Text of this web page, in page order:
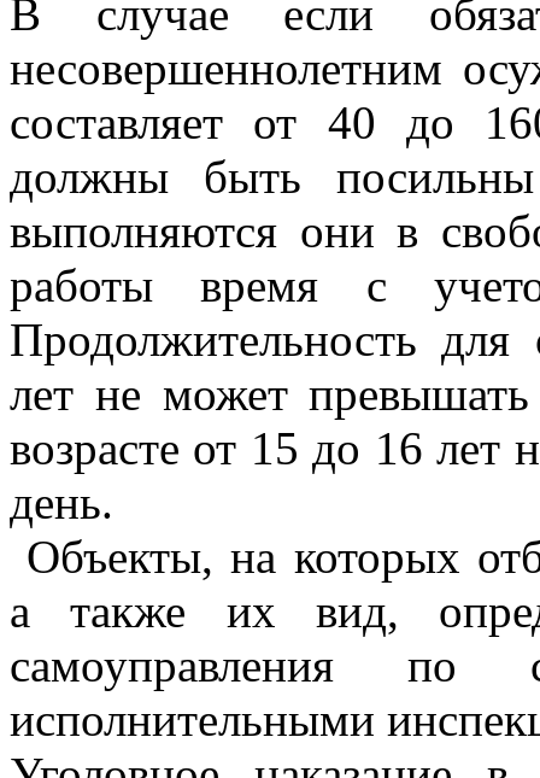
В случае если
несовершеннолетним
составляет от 40 до
должны быть
выполняются они в
работы время с
Продолжительность
лет не может
возрасте от 15 до 16
день.
Объекты, на которых
а также их вид,
самоуправления по
исполнительными